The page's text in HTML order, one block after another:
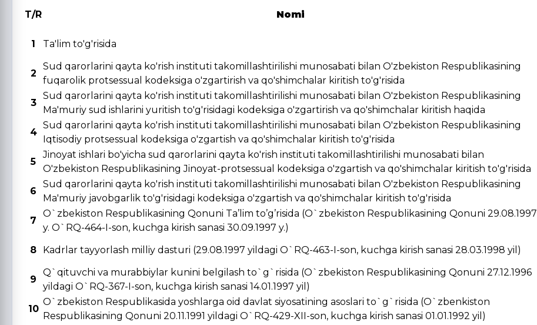
T/R Nomi
1
Ta'lim to'g'risida
2
Sud qarorlarini qayta ko'rish instituti takomillashtirilishi munosabati bilan O'zbekiston Respublikasining
fuqarolik protsessual kodeksiga o'zgartirish va qo'shimchalar kiritish to'g'risida
3
Sud qarorlarini qayta ko'rish instituti takomillashtirilishi munosabati bilan O'zbekiston Respublikasining
Ma'muriy sud ishlarini yuritish to'g'risidagi kodeksiga o'zgartirish va qo'shimchalar kiritish haqida
4
Sud qarorlarini qayta ko'rish instituti takomillashtirilishi munosabati bilan O'zbekiston Respublikasining
Iqtisodiy protsessual kodeksiga o'zgartish va qo'shimchalar kiritish to'g'risida
5
Jinoyat ishlari bo'yicha sud qarorlarini qayta ko'rish instituti takomillashtirilishi munosabati bilan
O'zbekiston Respublikasining Jinoyat-protsessual kodeksiga o'zgartish va qo'shimchalar kiritish to'g'risida
6
Sud qarorlarini qayta ko'rish instituti takomillashtirilishi munosabati bilan O'zbekiston Respublikasining
Ma'muriy javobgarlik to'g'risidagi kodeksiga o'zgartish va qo'shimchalar kiritish to'g'risida
7
O`zbekiston Respublikasining Qonuni Ta’lim to’g’risida (O`zbekiston Respublikasining Qonuni 29.08.1997
y. O`RQ-464-I-son, kuchga kirish sanasi 30.09.1997 y.)
8
Kadrlar tayyorlash milliy dasturi (29.08.1997 yildagi O`RQ-463-I-son, kuchga kirish sanasi 28.03.1998 yil)
9
Q`qituvchi va murabbiylar kunini belgilash to`g`risida (O`zbekiston Respublikasining Qonuni 27.12.1996
yildagi O`RQ-367-I-son, kuchga kirish sanasi 14.01.1997 yil)
10
O`zbekiston Respublikasida yoshlarga oid davlat siyosatining asoslari to`g`risida (O`zbenkiston
Respublikasining Qonuni 20.11.1991 yildagi O`RQ-429-XII-son, kuchga kirish sanasi 01.01.1992 yil)